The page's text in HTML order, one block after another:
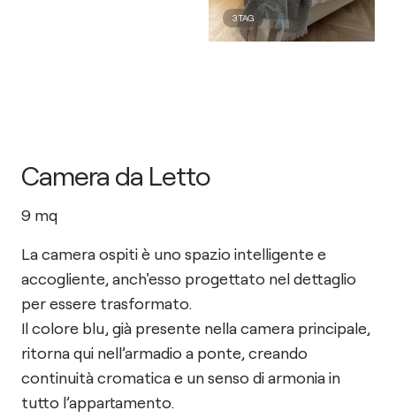
3TAG
Camera da Letto
9 mq
La camera ospiti è uno spazio intelligente e
accogliente, anch'esso progettato nel dettaglio
per essere trasformato.
Il colore blu, già presente nella camera principale,
ritorna qui nell’armadio a ponte, creando
continuità cromatica e un senso di armonia in
tutto l’appartamento.